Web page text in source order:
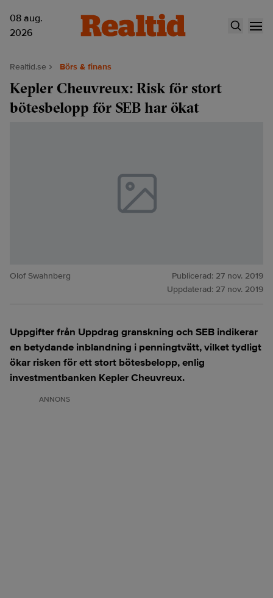
08 aug.
2026
Realtid.se Börs & finans
Kepler Cheuvreux: Risk för stort
bötesbelopp för SEB har ökat
Olof Swahnberg Publicerad: 27 nov. 2019
Uppdaterad: 27 nov. 2019
Uppgifter från Uppdrag granskning och SEB indikerar
en betydande inblandning i penningtvätt, vilket tydligt
ökar risken för ett stort bötesbelopp, enlig
investmentbanken Kepler Cheuvreux.
ANNONS